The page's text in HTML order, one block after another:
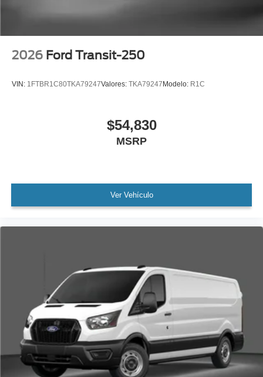
2026 Ford Transit-250
VIN: 1FTBR1C80TKA79247Valores: TKA79247 Modelo: R1C
$54,830
MSRP
Ver Vehículo